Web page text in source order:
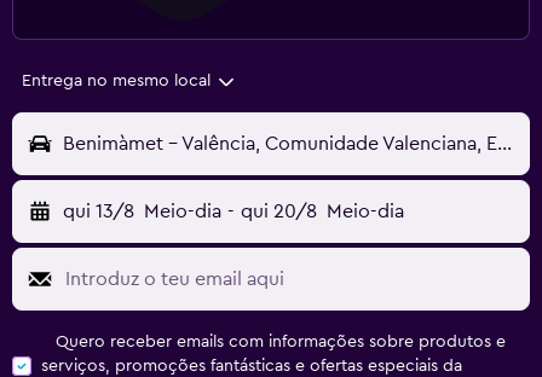
Entrega no mesmo local
Benimàmet - Valência, Comunidade Valenciana, Espanha
qui 13/8 Meio-dia - qui 20/8 Meio-dia
Quero receber emails com informações sobre produtos e
serviços, promoções fantásticas e ofertas especiais da